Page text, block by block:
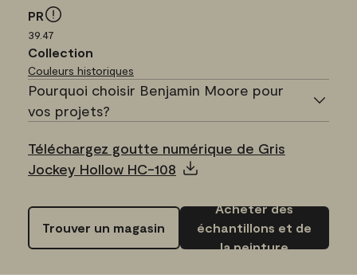
PR
39.47
Collection
Couleurs historiques
Pourquoi choisir Benjamin Moore pour
vos projets?
Téléchargez goutte numérique de Gris
Jockey Hollow HC-108
Trouver un magasin
Acheter des
échantillons et de
la peinture